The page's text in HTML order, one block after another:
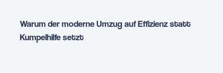
Warum der moderne Umzug auf Effizienz statt
Kumpelhilfe setzt